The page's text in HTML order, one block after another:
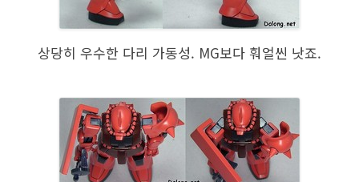
상당히 우수한 다리 가동성. MG보다 훠얼씬 낫죠.